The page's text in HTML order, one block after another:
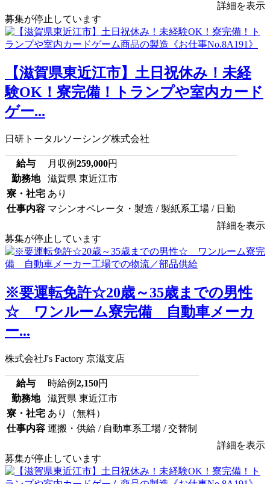
詳細を表示
募集が停止しています
【滋賀県東近江市】土日祝休み！未経
験OK！寮完備！トランプや室内カード
ゲー...
日研トータルソーシング株式会社
給与 月収例259,000円
勤務地
滋賀県 東近江市
寮・社宅 あり
仕事内容 マシンオペレータ・製造 / 製紙系工場 / 日勤
詳細を表示
募集が停止しています
※要運転免許☆20歳～35歳までの男性
☆ ワンルーム寮完備 自動車メーカ
ー...
株式会社J's Factory 京滋支店
給与 時給例2,150円
勤務地
滋賀県 東近江市
寮・社宅 あり（無料）
仕事内容 運搬・供給 / 自動車系工場 / 交替制
詳細を表示
募集が停止しています